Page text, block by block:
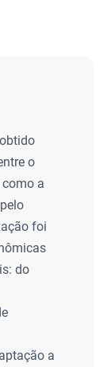
o
a
foi
do
a